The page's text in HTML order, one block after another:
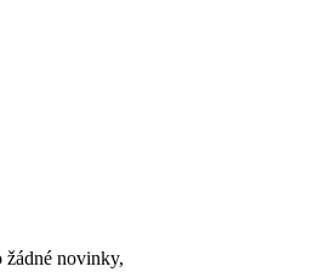
žádné novinky,